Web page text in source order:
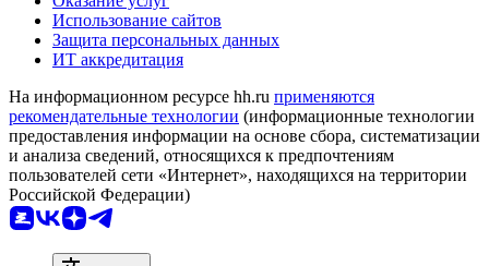
Использование сайтов
Защита персональных данных
ИТ аккредитация
На информационном ресурсе hh.ru применяются
рекомендательные технологии (информационные технологии
предоставления информации на основе сбора, систематизации
и анализа сведений, относящихся к предпочтениям
пользователей сети «Интернет», находящихся на территории
Российской Федерации)